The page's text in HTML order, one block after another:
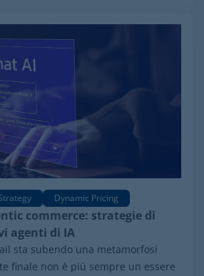
Dynamic Pricing
commerce: strategie di
agenti di IA
sta subendo una metamorfosi
finale non è più sempre un essere